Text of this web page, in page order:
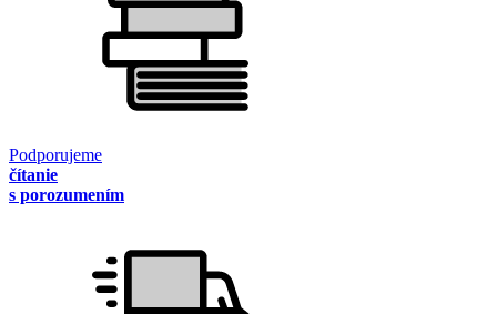
Podporujeme
čítanie
s porozumením